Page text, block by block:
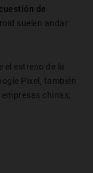
cuestión de
suelen andar
el estreno de la
Pixel, también
chinas,